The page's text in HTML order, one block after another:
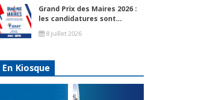
Grand Prix des Maires 2026 :
les candidatures sont...
8 juillet 2026
En Kiosque